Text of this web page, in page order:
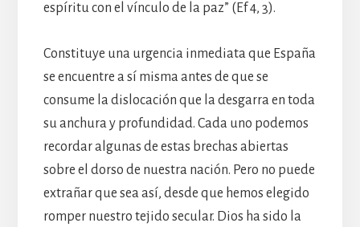
espíritu con el vínculo de la paz” (Ef 4, 3).
Constituye una urgencia inmediata que España
se encuentre a sí misma antes de que se
consume la dislocación que la desgarra en toda
su anchura y profundidad. Cada uno podemos
recordar algunas de estas brechas abiertas
sobre el dorso de nuestra nación. Pero no puede
extrañar que sea así, desde que hemos elegido
romper nuestro tejido secular. Dios ha sido la